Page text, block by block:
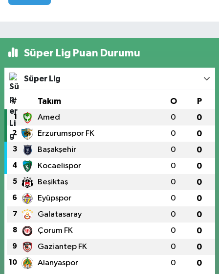
Süper Lig Puan Durumu
Süper Lig
# Takım O P
1 Amed 0 0
2 Erzurumspor FK 0 0
3 Başakşehir 0 0
4 Kocaelispor 0 0
5 Beşiktaş 0 0
6 Eyüpspor 0 0
7 Galatasaray 0 0
8 Çorum FK 0 0
9 Gaziantep FK 0 0
10 Alanyaspor 0 0